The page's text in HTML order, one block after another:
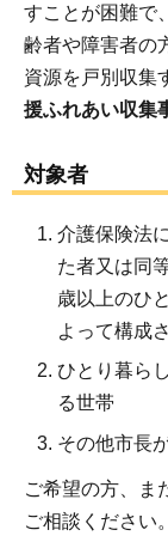
すことが困難で
齢者や障害者の
資源を戸別収集
援ふれあい収集
対象者
介護保険法
た者又は同
歳以上のひ
よって構成
ひとり暮ら
る世帯
その他市長
ご希望の方、ま
ご相談ください。